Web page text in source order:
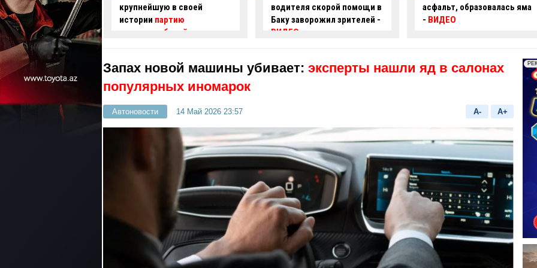
в своей
партию
морским
водителя скорой помощи в
Баку заворожил зрителей -
асфальт, образовалась яма
-ВИДЕО
пробил ограждение и
перевернулся –
Запах новой машины убивает: эксперты нашли яд в салонах
популярных иномарок
Автоновости 14 Май 2026 23:57 A- A+